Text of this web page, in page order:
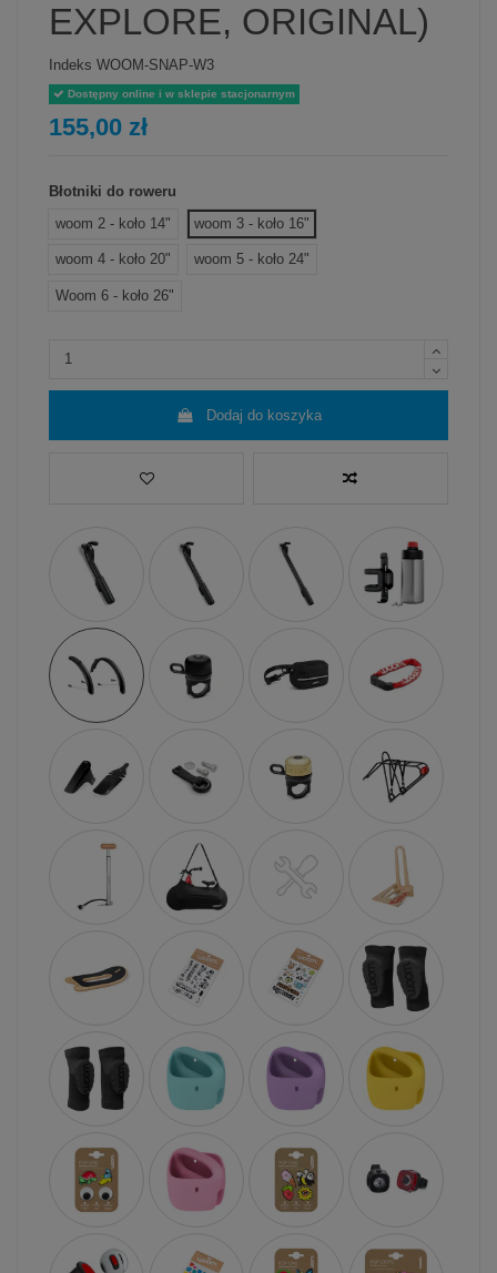
EXPLORE, ORIGINAL)
Indeks WOOM-SNAP-W3
Dostępny online i w sklepie stacjonarnym
155,00 zł
Błotniki do roweru
woom 2 - koło 14"
woom 3 - koło 16"
woom 4 - koło 20" woom 5 - koło 24"
Woom 6 - koło 26"
Dodaj do koszyka